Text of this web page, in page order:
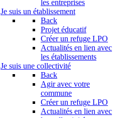
les entreprises
Je suis un établissement
Back
Projet éducatif
Créer un refuge LPO
Actualités en lien avec
les établissements
Je suis une collectivité
Back
Agir avec votre
commune
Créer un refuge LPO
Actualités en lien avec